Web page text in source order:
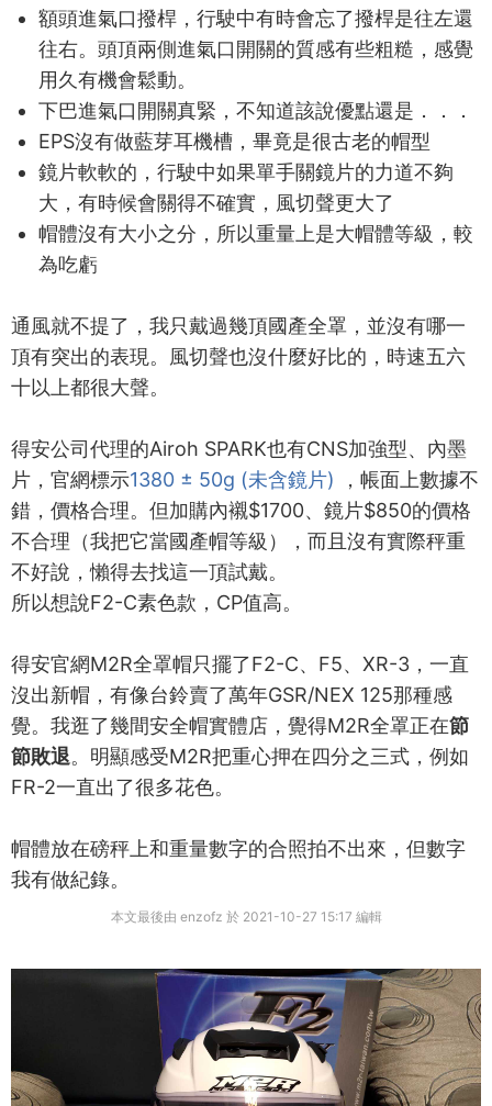
額頭進氣口撥桿，行駛中有時會忘了撥桿是往左還
往右。頭頂兩側進氣口開關的質感有些粗糙，感覺
用久有機會鬆動。
下巴進氣口開關真緊，不知道該說優點還是．．．
EPS沒有做藍芽耳機槽，畢竟是很古老的帽型
鏡片軟軟的，行駛中如果單手關鏡片的力道不夠
大，有時候會關得不確實，風切聲更大了
帽體沒有大小之分，所以重量上是大帽體等級，較
為吃虧
通風就不提了，我只戴過幾頂國產全罩，並沒有哪一
頂有突出的表現。風切聲也沒什麼好比的，時速五六
十以上都很大聲。
得安公司代理的Airoh SPARK也有CNS加強型、內墨
片，官網標示1380 ± 50g (未含鏡片) ，帳面上數據不
錯，價格合理。但加購內襯$1700、鏡片$850的價格
不合理（我把它當國產帽等級），而且沒有實際秤重
不好說，懶得去找這一頂試戴。
所以想說F2-C素色款，CP值高。
得安官網M2R全罩帽只擺了F2-C、F5、XR-3，一直
沒出新帽，有像台鈴賣了萬年GSR/NEX 125那種感
覺。我逛了幾間安全帽實體店，覺得M2R全罩正在節
節敗退。明顯感受M2R把重心押在四分之三式，例如
FR-2一直出了很多花色。
帽體放在磅秤上和重量數字的合照拍不出來，但數字
我有做紀錄。
本文最後由 enzofz 於 2021-10-27 15:17 編輯